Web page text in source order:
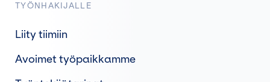
TYÖNHAKIJALLE
Liity tiimiin
Avoimet työpaikkamme